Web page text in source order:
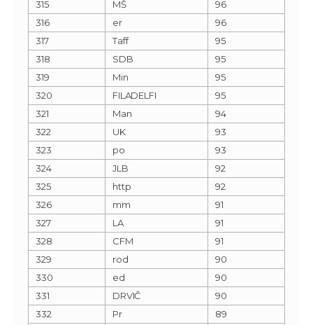
315 MŠ
96
316
er
96
317
Taff
95
318
SDB
95
319
Min
95
320
FILADELFI
95
321
Man
94
322
UK
93
323
po
93
324
JLB
92
325
http
92
326
mm
91
327
LA
91
328
CFM
91
329
rod
90
330
ed
90
331
DRVIČ
90
332
Pr
89